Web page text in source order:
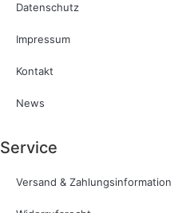
Datenschutz
Impressum
Kontakt
News
Service
Versand & Zahlungsinformation